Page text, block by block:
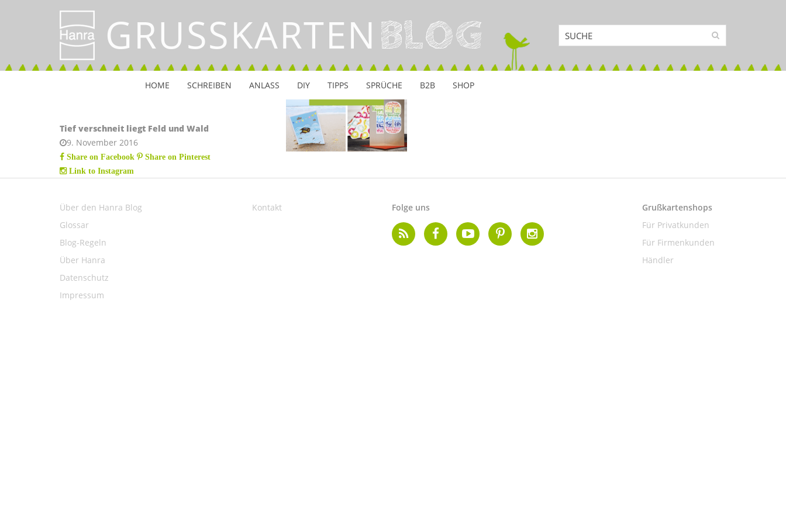
GRUSSKARTEN BLOG
HOME SCHREIBEN ANLASS DIY TIPPS SPRÜCHE B2B SHOP
Tief verschneit liegt Feld und Wald
9. November 2016
Share on Facebook
Share on Pinterest
Link to Instagram
Über den Hanra Blog
Glossar
Blog-Regeln
Über Hanra
Datenschutz
Impressum
Kontakt Folge uns
Grußkartenshops
Für Privatkunden
Für Firmenkunden
Händler